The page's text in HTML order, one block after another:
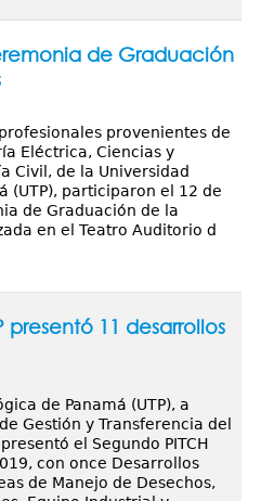
de Graduación
provenientes de
Eléctrica, Ciencias y
Civil, de la Universidad
(UTP), participaron el 12 de
de Graduación de la
en el Teatro Auditorio d
presentó 11 desarrollos
de Panamá (UTP), a
Gestión y Transferencia del
el Segundo PITCH
con once Desarrollos
de Manejo de Desechos,